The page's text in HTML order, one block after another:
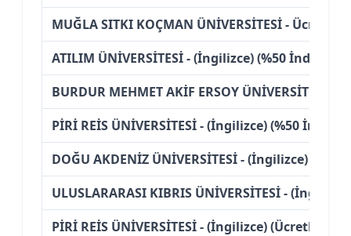
MUĞLA SITKI KOÇMAN ÜNİVERSİTESİ - Ücretsiz
ATILIM ÜNİVERSİTESİ - (İngilizce) (%50 İndirimli)
BURDUR MEHMET AKİF ERSOY ÜNİVERSİTESİ -
PİRİ REİS ÜNİVERSİTESİ - (İngilizce) (%50
DOĞU AKDENİZ ÜNİVERSİTESİ - (İngilizce)
ULUSLARARASI KIBRIS ÜNİVERSİTESİ -
PİRİ REİS ÜNİVERSİTESİ - (İngilizce) (Ücretli)